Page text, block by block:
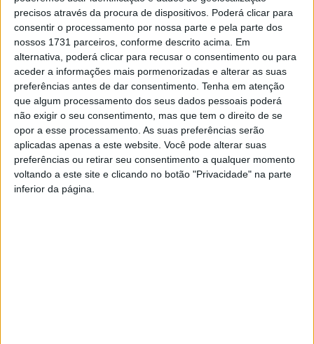
precisos através da procura de dispositivos. Poderá clicar para
consentir o processamento por nossa parte e pela parte dos
nossos 1731 parceiros, conforme descrito acima. Em
alternativa, poderá clicar para recusar o consentimento ou para
aceder a informações mais pormenorizadas e alterar as suas
preferências antes de dar consentimento. Tenha em atenção
que algum processamento dos seus dados pessoais poderá
não exigir o seu consentimento, mas que tem o direito de se
opor a esse processamento. As suas preferências serão
aplicadas apenas a este website. Você pode alterar suas
preferências ou retirar seu consentimento a qualquer momento
voltando a este site e clicando no botão "Privacidade" na parte
inferior da página.
Núcleo do Sportinge oABC de Nelas.
Mais a norte, naSérie A, oSão Martinho de Mouros
moralizado por um triunfo na jornada passada na casa do
líder, volta a jogar fora de casa, desta vez emPaços de
Ferreira
, onde pelas 20:00 vai defrontar o vice-líder do
campeonato.
Esta e outras notícias para ouvir na Estação Diária – 96.8
FM ou emwww.968.fm